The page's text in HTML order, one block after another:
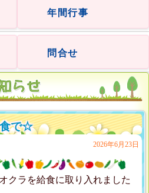
年間行事
問合せ
で☆
2026年6月23日
クラを給食に取り入れました